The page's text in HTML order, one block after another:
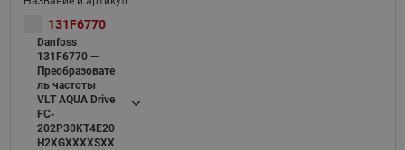
131F6770
Danfoss
131F6770 —
Преобразовате
ль частоты
VLT AQUA Drive
FC-
202P30KT4E20
H2XGXXXXSXX